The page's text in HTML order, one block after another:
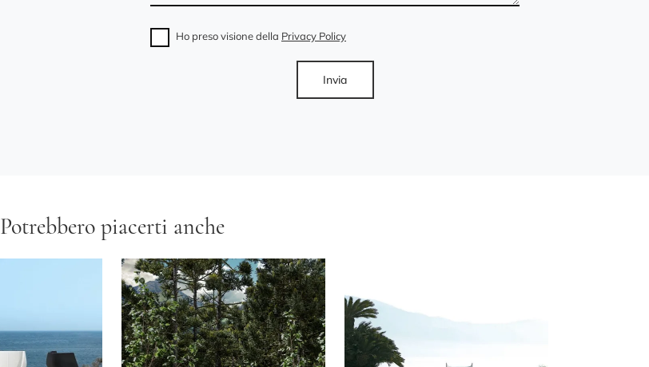
Ho preso visione della Privacy Policy
Invia
Potrebbero piacerti anche